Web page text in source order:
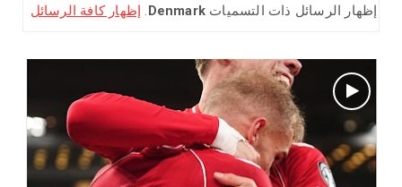
‏إظهار الرسائل ذات التسمياتDenmark
. إظهار كافة الرسائل